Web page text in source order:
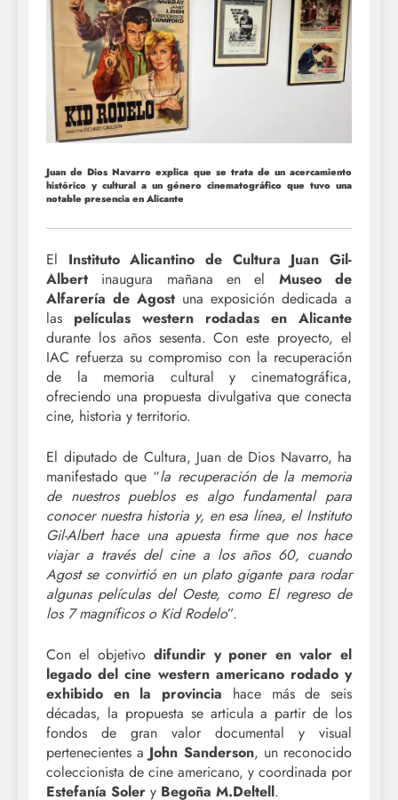
Juan de Dios Navarro explica que se trata de un acercamiento
histórico y cultural a un género cinematográfico que tuvo una
notable presencia en Alicante
El Instituto Alicantino de Cultura Juan Gil-
Albert inaugura mañana en el Museo de
Alfarería de Agost una exposición dedicada a
las películas western rodadas en Alicante
durante los años sesenta. Con este proyecto, el
IAC refuerza su compromiso con la recuperación
de la memoria cultural y cinematográfica,
ofreciendo una propuesta divulgativa que conecta
cine, historia y territorio.
El diputado de Cultura, Juan de Dios Navarro, ha
manifestado que “la recuperación de la memoria
de nuestros pueblos es algo fundamental para
conocer nuestra historia y, en esa línea, el Instituto
Gil-Albert hace una apuesta firme que nos hace
viajar a través del cine a los años 60, cuando
Agost se convirtió en un plato gigante para rodar
algunas películas del Oeste, como El regreso de
los 7 magníficos o Kid Rodelo”.
Con el objetivo difundir y poner en valor el
legado del cine western americano rodado y
exhibido en la provincia hace más de seis
décadas, la propuesta se articula a partir de los
fondos de gran valor documental y visual
pertenecientes a John Sanderson, un reconocido
coleccionista de cine americano, y coordinada por
Estefanía Soler y Begoña M.Deltell.